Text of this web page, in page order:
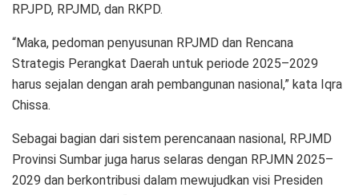
RPJPD, RPJMD, dan RKPD.
“Maka, pedoman penyusunan RPJMD dan Rencana
Strategis Perangkat Daerah untuk periode 2025–2029
harus sejalan dengan arah pembangunan nasional,” kata Iqra
Chissa.
Sebagai bagian dari sistem perencanaan nasional, RPJMD
Provinsi Sumbar juga harus selaras dengan RPJMN 2025–
2029 dan berkontribusi dalam mewujudkan visi Presiden